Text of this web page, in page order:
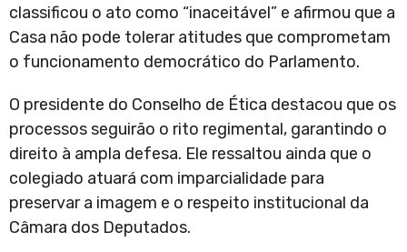
classificou o ato como “inaceitável” e afirmou que a
Casa não pode tolerar atitudes que comprometam
o funcionamento democrático do Parlamento.
O presidente do Conselho de Ética destacou que os
processos seguirão o rito regimental, garantindo o
direito à ampla defesa. Ele ressaltou ainda que o
colegiado atuará com imparcialidade para
preservar a imagem e o respeito institucional da
Câmara dos Deputados.